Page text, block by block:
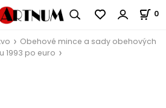
0
Obehové mince a sady obehových
1993 po euro